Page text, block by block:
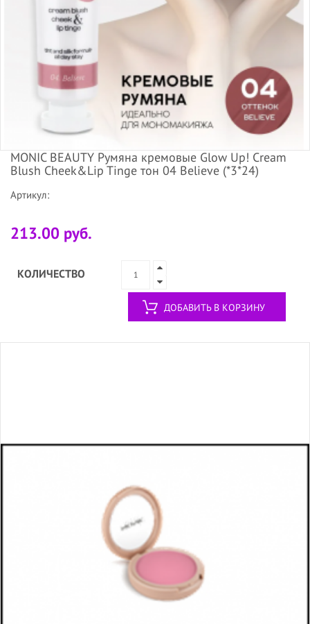
MONIC BEAUTY Румяна кремовые Glow Up! Cream
Blush Cheek&Lip Tinge тон 04 Believe (*3*24)
Артикул:
213.00 руб.
КОЛИЧЕСТВО
ДОБАВИТЬ В КОРЗИНУ